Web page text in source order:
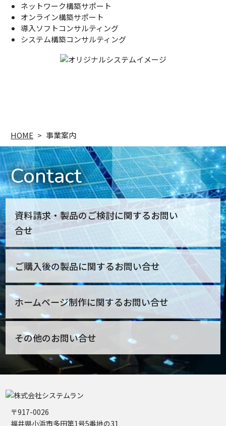
ネットワーク構築サポート
オンライン構築サポート
導入ソフトコンサルティング
システム構築コンサルティング
HOME > 事業案内
Contact
資料請求・製品のご検討に関するお問い
合せ
ご購入後の製品に関するお問い合せ
ホームページ制作に関するお問い合せ
その他のお問い合せ
〒917-0026
福井県小浜市多田第1号5番地の31